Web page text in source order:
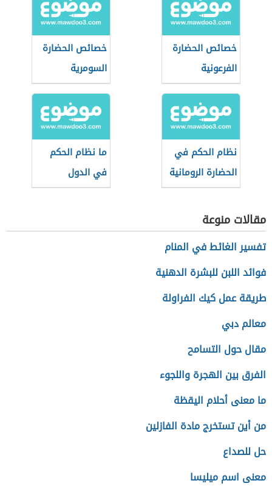
خصائص الحضارة
الفرعونية
خصائص الحضارة
السومرية
نظام الحكم في
الحضارة الرومانية
ما نظام الحكم
في الدول
العربية؟
مقالات منوعة
تفسير الغائط في المنام
فوائد اللبن للبشرة الدهنية
طريقة عمل كيك الفراولة
معالم دبي
مقال حول التسامح
الفرق بين الهجرة واللجوء
ما معنى أحلام اليقظة
من أين تستخرج مادة الفازلين
حل للصداع
معنى اسم ميليسا